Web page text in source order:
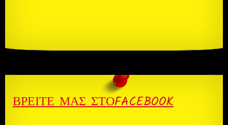
ΒΡΕΊΤΕ ΜΑΣ ΣΤΌFACEBOOK